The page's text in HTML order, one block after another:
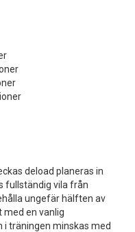
deload planeras in
fullständig vila från
ungefär hälften av
en vanlig
i träningen minskas med